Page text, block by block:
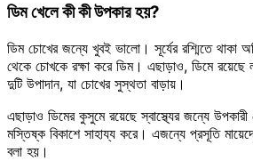
ডিম খেলে কী কী উপকার হয়?
ডিম চোখের জন্যে খুবই ভালো। সূর্যের রশ্মিতে থাকা
থেকে চোখকে রক্ষা করে ডিম। এছাড়াও, ডিমে রয়েছে
দুটি উপাদান, যা চোখের সুস্থতা বাড়ায়।
এছাড়াও ডিমের কুসুমে রয়েছে স্বাস্থ্যের জন্যে
মস্তিষ্ক বিকাশে সাহায্য করে। এজন্যে প্রসূতি
বলা হয়।